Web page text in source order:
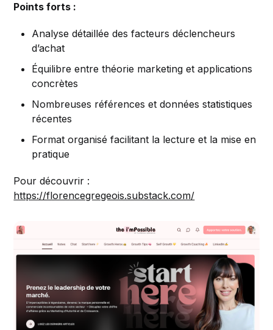
Points forts :
Analyse détaillée des facteurs déclencheurs
d’achat
Équilibre entre théorie marketing et applications
concrètes
Nombreuses références et données statistiques
récentes
Format organisé facilitant la lecture et la mise en
pratique
Pour découvrir :
https://florencegregeois.substack.com/